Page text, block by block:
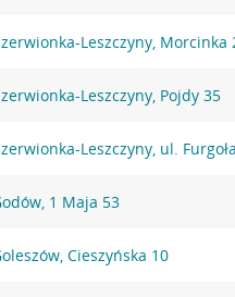
Leszczyny, Morcinka
Leszczyny, Pojdy 35
Leszczyny, ul.
1 Maja 53
Cieszyńska 10